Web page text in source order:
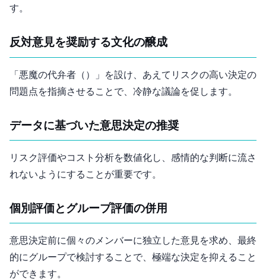
す。
反対意見を奨励する文化の醸成
「悪魔の代弁者（Devil’s Advocate）」を設け、あえてリスクの高い決定の
問題点を指摘させることで、冷静な議論を促します。
データに基づいた意思決定の推奨
リスク評価やコスト分析を数値化し、感情的な判断に流さ
れないようにすることが重要です。
個別評価とグループ評価の併用
意思決定前に個々のメンバーに独立した意見を求め、最終
的にグループで検討することで、極端な決定を抑えること
ができます。